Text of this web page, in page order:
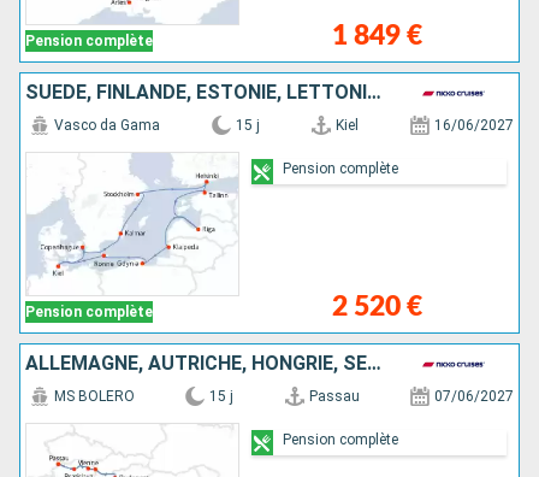
Pension complète 1 849 €
SUÈDE, FINLANDE, ESTONIE, LETTONIE, LITUANIE, POLOGNE, DANEMARK, ALLEMAGNE
Pension complète
Vasco da Gama 15 j Kiel 16/06/2027
2 520 €
Pension complète
ALLEMAGNE, AUTRICHE, HONGRIE, SERBIE, ROUMANIE, SLOVAQUIE, FRANCE
MS BOLERO 15 j Passau 07/06/2027
Pension complète